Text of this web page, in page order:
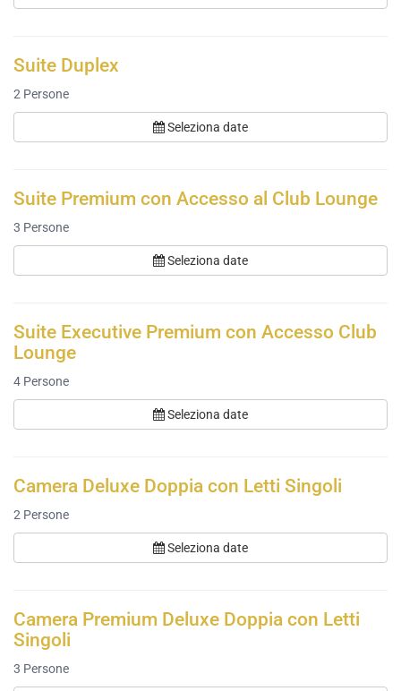
Suite Duplex
2 Persone
Seleziona date
Suite Premium con Accesso al Club Lounge
3 Persone
Seleziona date
Suite Executive Premium con Accesso Club
Lounge
4 Persone
Seleziona date
Camera Deluxe Doppia con Letti Singoli
2 Persone
Seleziona date
Camera Premium Deluxe Doppia con Letti
Singoli
3 Persone